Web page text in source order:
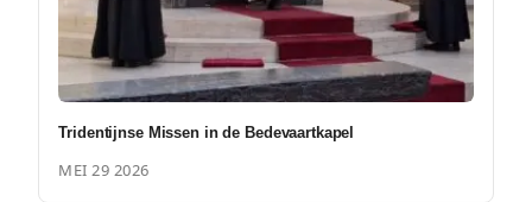
Tridentijnse Missen in de Bedevaartkapel
MEI 29 2026